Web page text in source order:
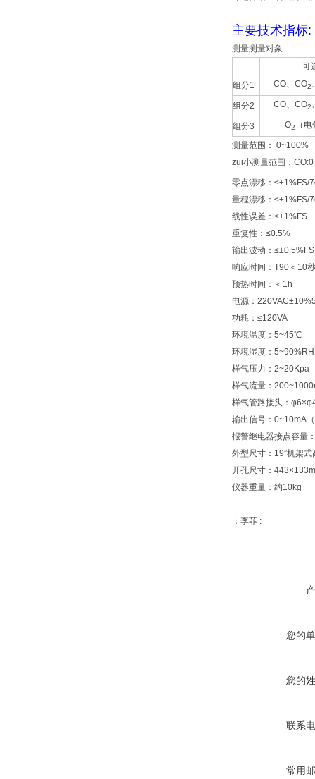
主要技术指标:
测量测量对象:
可
组分1
CO、CO2
组分2 CO、CO2
组分3 O2 （
测量范围： 0~100%
zui小测量范围：
零点漂移：≤±1%FS/
量程漂移：≤±1%FS/
线性误差：≤±1%FS
重复性：≤0.5%
输出波动：≤±0.5%FS
响应时间：T90＜10秒
预热时间：＜1h
电源：
功耗：≤120VA
环境温度：5~45℃
环境湿度：5~90%RH
样气压力：2~20Kpa
样气流量：
样气管路接头：
输出信号：0~10mA
报警继电器接点容量
外型尺寸：19”机架
开孔尺寸：
仪器重量：约10kg
：李菲 :
您的
您的
联系
常用